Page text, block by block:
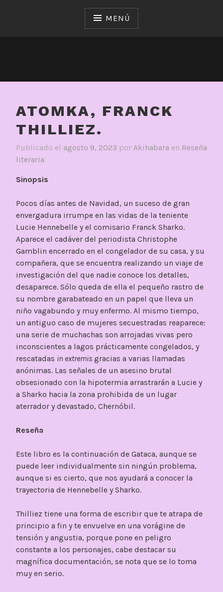
MENÚ
ATOMKA, FRANCK
THILLIEZ.
Publicado el agosto 9, 2023 por Akihabara en Reseña
literaria
Sinopsis
Pocos días antes de Navidad, un suceso de gran
envergadura irrumpe en las vidas de la teniente
Lucie Hennebelle y el comisario Franck Sharko.
Aparece el cadáver del periodista Christophe
Gamblin encerrado en el congelador de su casa, y su
compañera, que se encuentra realizando un viaje de
investigación del que nadie conoce los detalles,
desaparece. Sólo queda de ella el pequeño rastro de
su nombre garabateado en un papel que lleva un
niño vagabundo y muy enfermo. Al mismo tiempo,
un antiguo caso de mujeres secuestradas reaparece:
una serie de muchachas son arrojadas vivas pero
inconscientes a lagos prácticamente congelados, y
rescatadas in extremis gracias a varias llamadas
anónimas. Las señales de un asesino brutal
obsesionado con la hipotermia arrastrarán a Lucie y
a Sharko hacia la zona prohibida de un lugar
aterrador y devastado, Chernóbil.
Reseña
Este libro es la continuación de Gataca, aunque se
puede leer individualmente sin ningún problema,
aunque si es cierto, que nos ayudará a conocer la
trayectoria de Hennebelle y Sharko.
Thilliez tiene una forma de escribir que te atrapa de
principio a fin y te envuelve en una vorágine de
tensión y angustia, porque pone en peligro
constante a los personajes, cabe destacar su
magnífica documentación, se nota que se lo toma
muy en serio.